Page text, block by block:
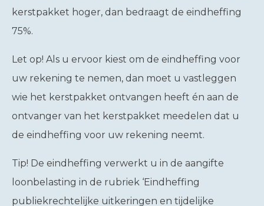
kerstpakket hoger, dan bedraagt de eindheffing
75%.
Let op! Als u ervoor kiest om de eindheffing voor
uw rekening te nemen, dan moet u vastleggen
wie het kerstpakket ontvangen heeft én aan de
ontvanger van het kerstpakket meedelen dat u
de eindheffing voor uw rekening neemt.
Tip! De eindheffing verwerkt u in de aangifte
loonbelasting in de rubriek ‘Eindheffing
publiekrechtelijke uitkeringen en tijdelijke